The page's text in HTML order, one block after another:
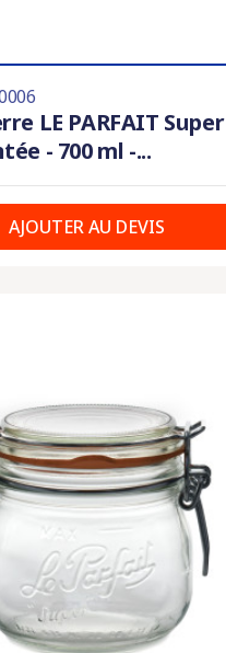
LE PARFAIT Super
- 700 ml -...
AJOUTER AU DEVIS